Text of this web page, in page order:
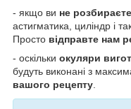
- якщо ви не
астигматика, циліндр і
Просто відправте нам
- оскільки окуляри
будуть виконані з
вашого рецепту